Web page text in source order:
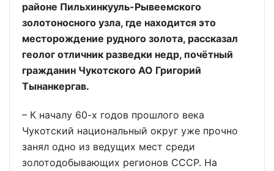
районе Пильхинкууль-Рывеемского
золотоносного узла, где находится это
месторождение рудного золота, рассказал
геолог отличник разведки недр, почётный
гражданин Чукотского АО Григорий
Тынанкергав.
– К началу 60-х годов прошлого века
Чукотский национальный округ уже прочно
занял одно из ведущих мест среди
золотодобывающих регионов СССР. На